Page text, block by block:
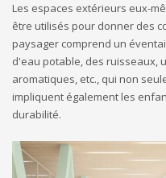
Les espaces extérieurs eux-
être utilisés pour donner des
paysager comprend un
d'eau potable, des ruisseaux,
aromatiques, etc., qui non
impliquent également les
durabilité.